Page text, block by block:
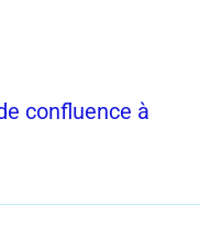
confluence à